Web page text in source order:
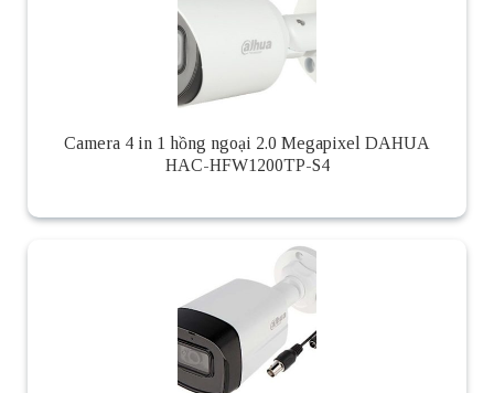
Camera 4 in 1 hồng ngoại 2.0 Megapixel DAHUA
HAC-HFW1200TP-S4